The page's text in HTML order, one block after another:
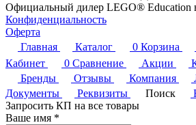
Официальный дилер LEGO® Education
Конфиденциальность
Оферта
Главная
Каталог 0 Корзина
Кабинет
0 Сравнение Акции
Бренды
Отзывы Компания
Документы
Реквизиты Поиск
Запросить КП на все товары
Ваше имя *